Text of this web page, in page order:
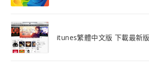
itunes繁體中文版 下載最新